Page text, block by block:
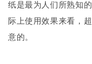
纸是最为人们所熟知
际上使用效果来看，超
意的。